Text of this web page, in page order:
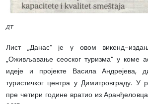
ДТ
Лист „Данас“ је у овом викенд-
„Оживљавање сеоског туризма“ у коме
идеје и пројекте Васила Андрејева,
туристичког центра у Димитровграду. У
пре четири године вратио из